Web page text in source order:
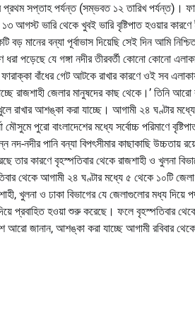
সপ্তাহ পর্যন্ত (সম্ভবত ১২ তারিখ পর্যন্ত)।
ভারি থেকে খুবই ভারি বৃষ্টিপাত হওয়ার
মানের বন্যা পূর্বাভাস দিয়েছি সেই দিন আমি
পড়েছে যে গঙ্গা নদীর তীরবর্তী কোনো কোনো
বাঁধের গেট আটকে রাখার কারণে ওই সব
রাজশাহী জেলার মানুষদের কাছ থেকে।’ তিনি
রাখার আশঙ্কা করা যাচ্ছে। আগামী ২৪ ঘণ্টার
পুরো বাংলাদেশের মধ্যে সর্বোচ্চ পরিমাণে
নদীর পানি বন্যা বিপৎসীমার কাছাকাছি
তার কারণে বৃহস্পতিবার থেকে রাজশাহী ও খুলনা
থেকে আগামী ২৪ ঘণ্টার মধ্যে ৫ থেকে ১০টি
খুলনা ও ঢাকা বিভাগের যে জেলাগুলোর মধ্য দিয়ে
প্রবাহিত হওয়া শুরু করেছে। ফলে বৃহস্পতিবার
জানান, আশঙ্কা করা যাচ্ছে আগামী রবিবার থেকে